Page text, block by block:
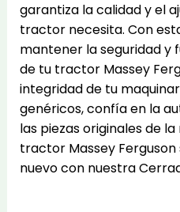
garantiza la calidad y el
tractor necesita. Con
mantener la seguridad y
de tu tractor Massey
integridad de tu
genéricos, confía en la
las piezas originales de la
tractor Massey
nuevo con nuestra